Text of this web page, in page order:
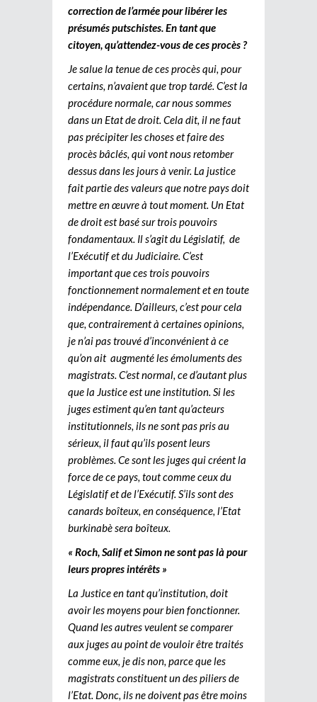
correction de l’armée pour libérer les
présumés putschistes. En tant que
citoyen, qu’attendez-vous de ces procès ?
Je salue la tenue de ces procès qui, pour
certains, n’avaient que trop tardé. C’est la
procédure normale, car nous sommes
dans un Etat de droit. Cela dit, il ne faut
pas précipiter les choses et faire des
procès bâclés, qui vont nous retomber
dessus dans les jours à venir. La justice
fait partie des valeurs que notre pays doit
mettre en œuvre à tout moment. Un Etat
de droit est basé sur trois pouvoirs
fondamentaux. Il s’agit du Législatif, de
l’Exécutif et du Judiciaire. C’est
important que ces trois pouvoirs
fonctionnement normalement et en toute
indépendance. D’ailleurs, c’est pour cela
que, contrairement à certaines opinions,
je n’ai pas trouvé d’inconvénient à ce
qu’on ait augmenté les émoluments des
magistrats. C’est normal, ce d’autant plus
que la Justice est une institution. Si les
juges estiment qu’en tant qu’acteurs
institutionnels, ils ne sont pas pris au
sérieux, il faut qu’ils posent leurs
problèmes. Ce sont les juges qui créent la
force de ce pays, tout comme ceux du
Législatif et de l’Exécutif. S’ils sont des
canards boîteux, en conséquence, l’Etat
burkinabè sera boîteux.
« Roch, Salif et Simon ne sont pas là pour
leurs propres intérêts »
La Justice en tant qu’institution, doit
avoir les moyens pour bien fonctionner.
Quand les autres veulent se comparer
aux juges au point de vouloir être traités
comme eux, je dis non, parce que les
magistrats constituent un des piliers de
l’Etat. Donc, ils ne doivent pas être moins